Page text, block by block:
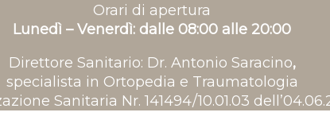
Orari di apertura
Lunedì – Venerdì: dalle 08:00 alle 20:00
Direttore Sanitario: Dr. Antonio Saracino,
specialista in Ortopedia e Traumatologia
Sanitaria Nr. 141494/10.01.03